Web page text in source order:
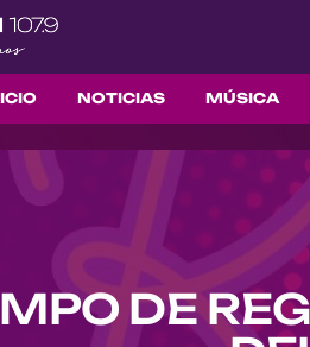
NOTICIAS MÚSICA
DE